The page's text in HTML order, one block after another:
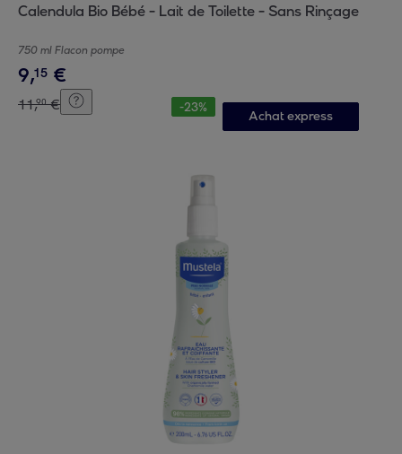
Calendula Bio Bébé - Lait de Toilette - Sans Rinçage
750 ml Flacon pompe
9,15 €
11,90 € -23%
Achat express